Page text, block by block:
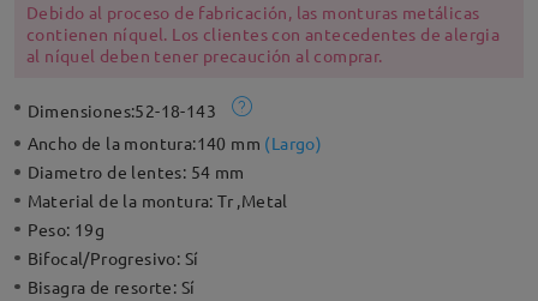
Debido al proceso de fabricación, las monturas metálicas
contienen níquel. Los clientes con antecedentes de alergia
al níquel deben tener precaución al comprar.
Dimensiones:52-18-143
Ancho de la montura:140 mm (Largo)
Diametro de lentes: 54 mm
Material de la montura:Tr ,Metal
Peso: 19g
Bifocal/Progresivo: Sí
Bisagra de resorte: Sí